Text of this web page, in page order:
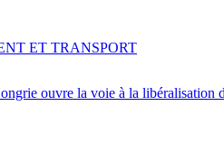
ouvre la voie à la libéralisation
ET TRANSPORT